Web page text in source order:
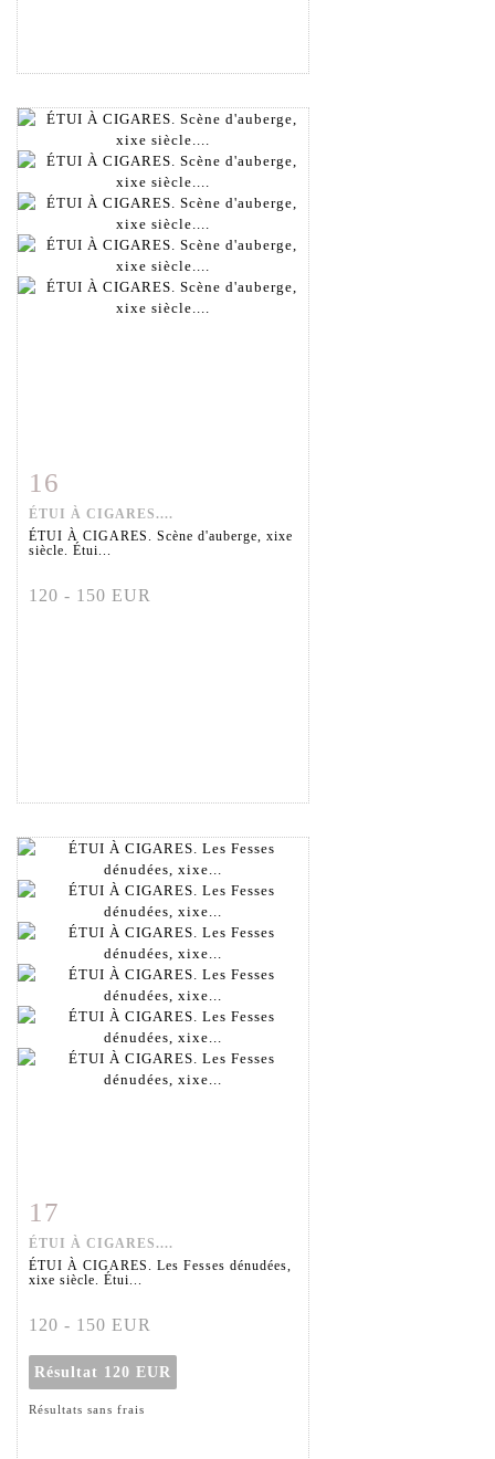
Fiche détaillée
16
ÉTUI À CIGARES....
ÉTUI À CIGARES. Scène d'auberge, xixe
siècle. Étui...
120 - 150 EUR
Fiche détaillée
17
ÉTUI À CIGARES....
ÉTUI À CIGARES. Les Fesses dénudées,
xixe siècle. Étui...
120 - 150 EUR
Résultat 120 EUR
Résultats sans frais